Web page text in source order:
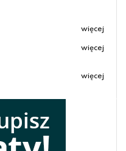
więcej
więcej
więcej